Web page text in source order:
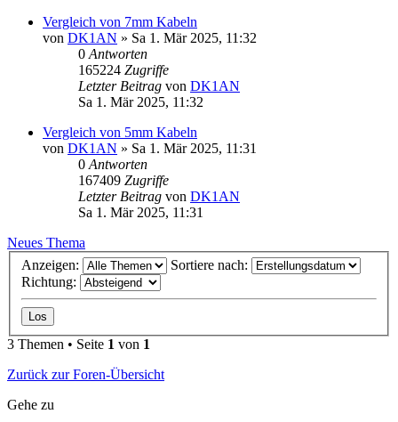
Vergleich von 7mm Kabeln
von DK1AN » Sa 1. Mär 2025, 11:32
0 Antworten
165224 Zugriffe
Letzter Beitrag von DK1AN
Sa 1. Mär 2025, 11:32
Vergleich von 5mm Kabeln
von DK1AN » Sa 1. Mär 2025, 11:31
0 Antworten
167409 Zugriffe
Letzter Beitrag von DK1AN
Sa 1. Mär 2025, 11:31
Neues Thema
Anzeigen:
Sortiere nach:
Richtung:
3 Themen • Seite 1 von 1
Zurück zur Foren-Übersicht
Gehe zu